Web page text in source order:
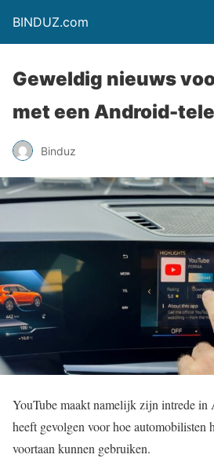
BINDUZ.com
Geweldig nieuws
met een Android-
Binduz
YouTube maakt namelijk zijn intrede
heeft gevolgen voor hoe automobilisten
voortaan kunnen gebruiken.